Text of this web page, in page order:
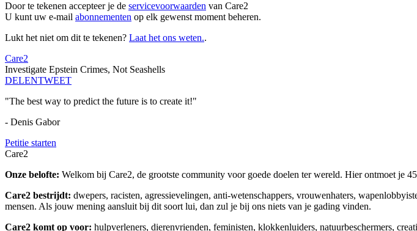
Door te tekenen accepteer je de servicevoorwaarden van Care2
U kunt uw e-mail abonnementen op elk gewenst moment beheren.
Lukt het niet om dit te tekenen? Laat het ons weten..
Care2
Investigate Epstein Crimes, Not Seashells
DELENTWEET
"The best way to predict the future is to create it!"
- Denis Gabor
Petitie starten
Care2
Onze belofte: Welkom bij Care2, de grootste community voor goede doelen ter wereld. Hier ontmoet je
Care2 bestrijdt: dwepers, racisten, agressievelingen, anti-wetenschappers, vrouwenhaters,
mensen. Als jouw mening aansluit bij dit soort lui, dan zul je bij ons niets van je gading vinden.
Care2 komt op voor: hulpverleners, dierenvrienden, feministen, klokkenluiders, natuurbeschermers,